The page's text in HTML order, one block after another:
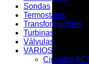
Sondas
Termostatos
Transformadores
Turbinas
Válvulas
VARIOS
Circuitos